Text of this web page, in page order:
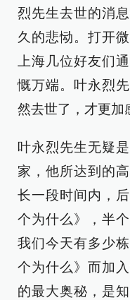
烈先生去世的消
久的悲恸。打开
上海几位好友们
慨万端。叶永烈
然去世了，才更加
叶永烈先生无疑
家，他所达到的
长一段时间内，
个为什么》，半
我们今天有多少
个为什么》而加
的最大奥秘，是